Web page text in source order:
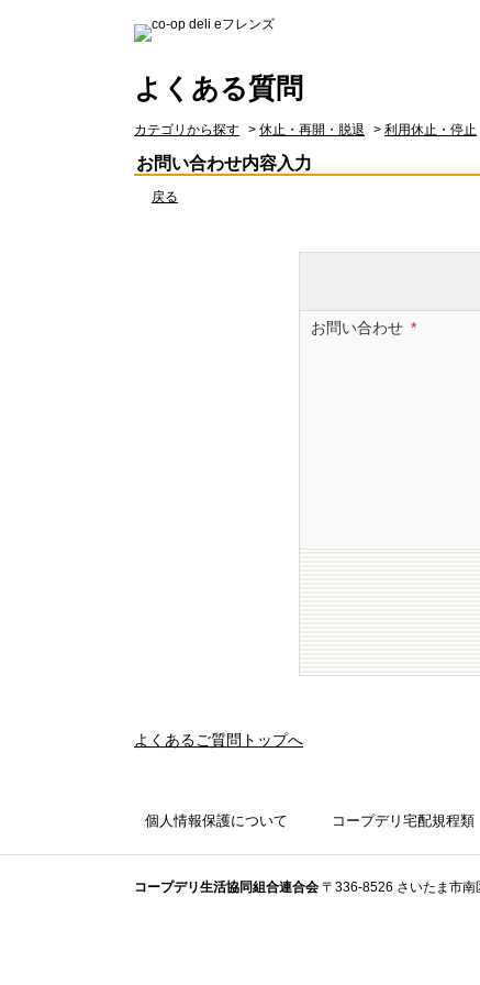
よくある質問
カテゴリから探す > 休止・再開・脱退 > 利用休止・停止
お問い合わせ内容入力
戻る
お問い合わせ *
よくあるご質問トップへ
個人情報保護について コープデリ宅配規程類
コープデリ⽣活協同組合連合会 〒336-8526 さいたま市南